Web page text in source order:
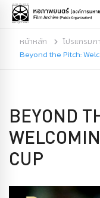
หน้าหลัก
โปรแกรม
Beyond the Pitch:
BEYOND
CUP